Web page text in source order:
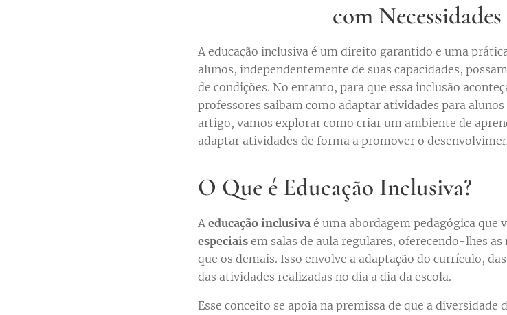
com
A educação inclusiva é um direito garantido e uma
alunos, independentemente de suas capacidades,
de condições. No entanto, para que essa inclusão
professores saibam como adaptar atividades para alunos
artigo, vamos explorar como criar um ambiente de
adaptar atividades de forma a promover o
O Que é Educação Inclusiva?
A educação inclusiva é uma abordagem pedagógica que
especiaisem salas de aula regulares, oferecendo-lhes
que os demais. Isso envolve a adaptação do currículo,
das atividades realizadas no dia a dia da escola.
Esse conceito se apoia na premissa de que a diversidade